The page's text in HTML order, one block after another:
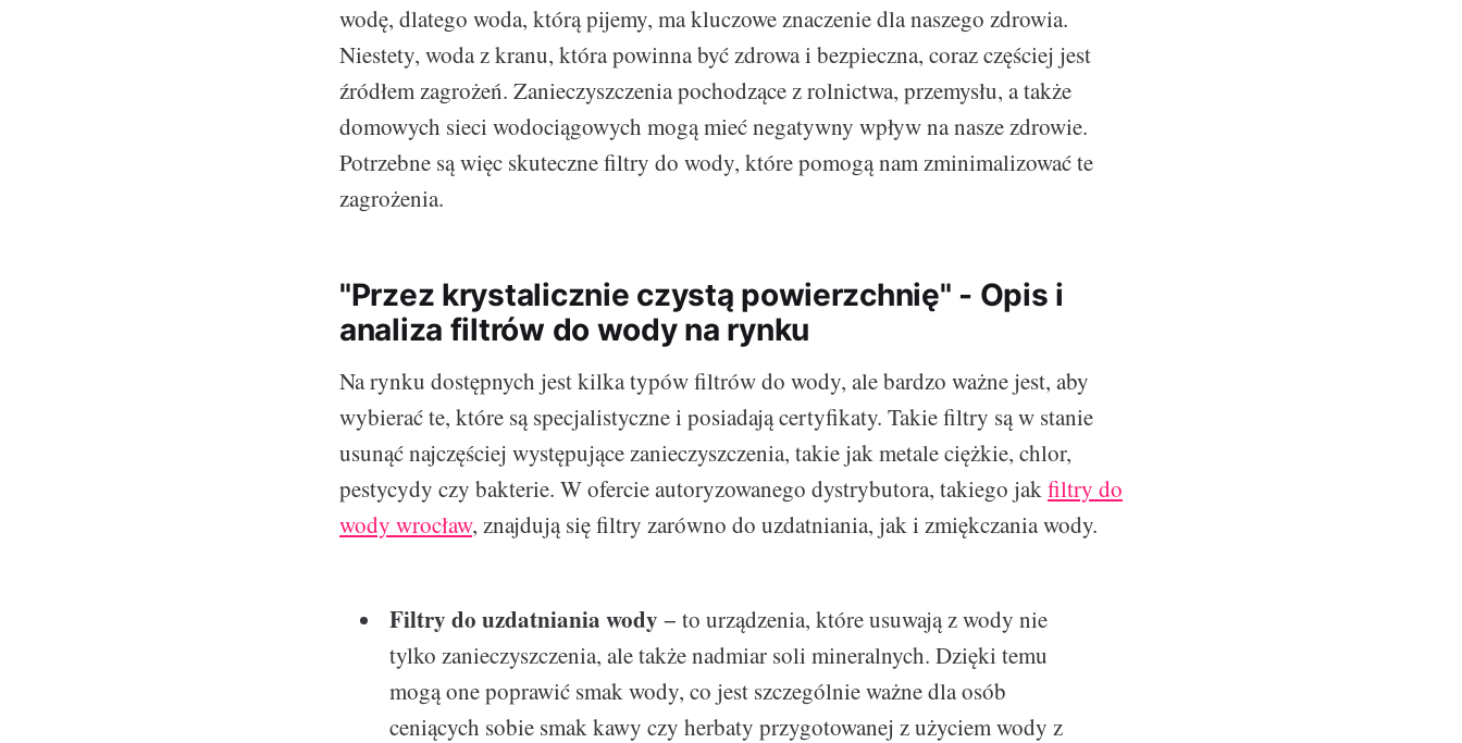
wodę, dlatego woda, którą pijemy, ma kluczowe znaczenie dla naszego zdrowia.
Niestety, woda z kranu, która powinna być zdrowa i bezpieczna, coraz częściej jest
źródłem zagrożeń. Zanieczyszczenia pochodzące z rolnictwa, przemysłu, a także
domowych sieci wodociągowych mogą mieć negatywny wpływ na nasze zdrowie.
Potrzebne są więc skuteczne filtry do wody, które pomogą nam zminimalizować te
zagrożenia.
"Przez krystalicznie czystą powierzchnię" - Opis i
analiza filtrów do wody na rynku
Na rynku dostępnych jest kilka typów filtrów do wody, ale bardzo ważne jest, aby
wybierać te, które są specjalistyczne i posiadają certyfikaty. Takie filtry są w stanie
usunąć najczęściej występujące zanieczyszczenia, takie jak metale ciężkie, chlor,
pestycydy czy bakterie. W ofercie autoryzowanego dystrybutora, takiego jakfiltry do
wody wrocław, znajdują się filtry zarówno do uzdatniania, jak i zmiękczania wody.
Filtry do uzdatniania wody− to urządzenia, które usuwają z wody nie
tylko zanieczyszczenia, ale także nadmiar soli mineralnych. Dzięki temu
mogą one poprawić smak wody, co jest szczególnie ważne dla osób
ceniących sobie smak kawy czy herbaty przygotowanej z użyciem wody z